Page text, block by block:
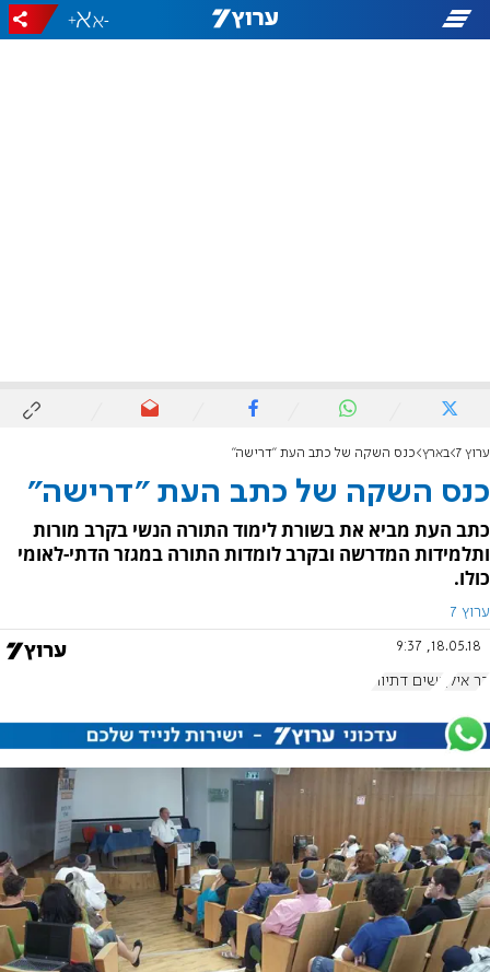
-
+
ערוץ 7 בארץ כנס השקה של כתב העת "דרישה"
כנס השקה של כתב העת "דרישה"
כתב העת מביא את בשורת לימוד התורה הנשי בקרב מורות
ותלמידות המדרשה ובקרב לומדות התורה במגזר הדתי-לאומי
כולו.
ערוץ 7
18.05.18, 9:37
בר אילן נשים דתיות